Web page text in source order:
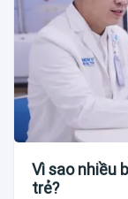
Vì sao nhiều
trẻ?